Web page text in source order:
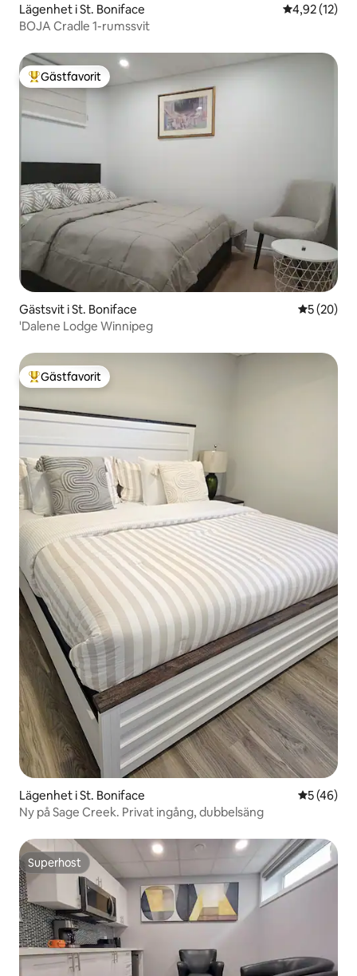
Lägenhet i St. Boniface 4,92 av 5 i
4,92 (12)
BOJA Cradle 1-rumssvit
Populär gästfavorit
Gästfavorit
Gästsvit i St. Boniface 5 av 5 i
5 (20)
'Dalene Lodge Winnipeg
Populär gästfavorit
Gästfavorit
Lägenhet i St. Boniface 5 av 5 i
5 (46)
Ny på Sage Creek. Privat ingång, dubbelsäng
Superhost
Superhost